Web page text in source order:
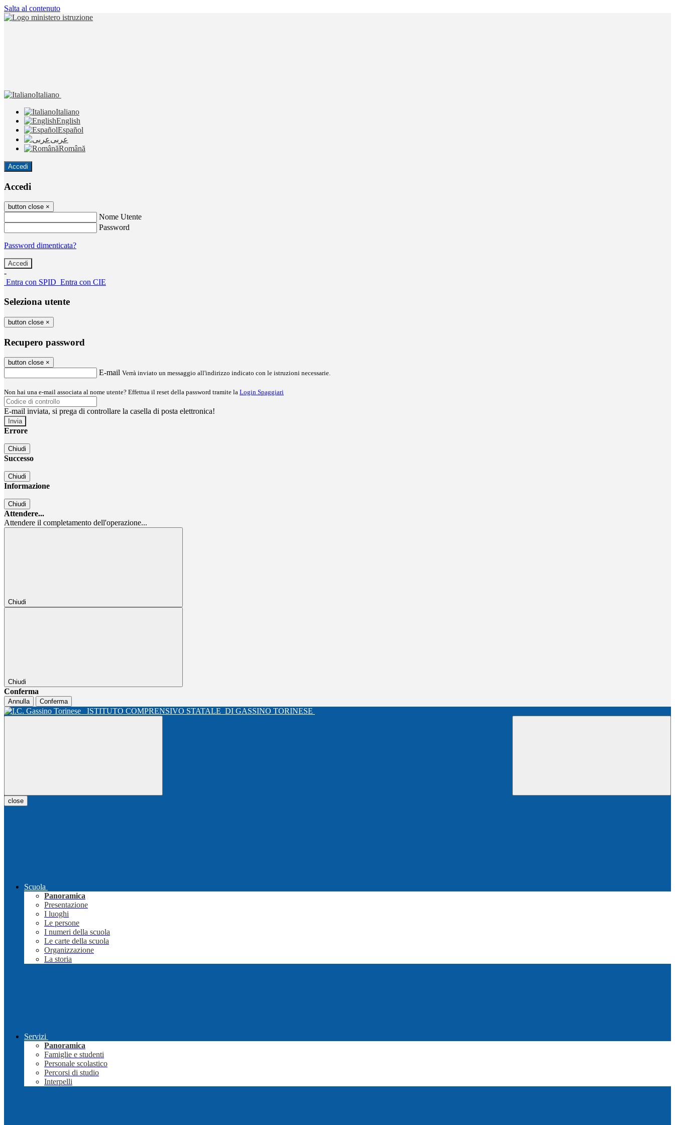
Salta al contenuto
Italiano
Italiano
English
Español
عربى
Română
Accedi
Accedi
button close ×
Nome Utente
Password
Password dimenticata?
-
Entra con SPID Entra con CIE
Seleziona utente
button close ×
Recupero password
button close ×
E-mail Verrà inviato un messaggio all'indirizzo indicato con le istruzioni necessarie.
Non hai una e-mail associata al nome utente? Effettua il reset della password tramite la Login Spaggiari
E-mail inviata, si prega di controllare la casella di posta elettronica!
Errore
Chiudi
Successo
Chiudi
Informazione
Chiudi
Attendere...
Attendere il completamento dell'operazione...
Chiudi
Chiudi
Conferma
Annulla Conferma
ISTITUTO COMPRENSIVO STATALE DI GASSINO TORINESE
close
Scuola
Panoramica
Presentazione
I luoghi
Le persone
I numeri della scuola
Le carte della scuola
Organizzazione
La storia
Servizi
Panoramica
Famiglie e studenti
Personale scolastico
Percorsi di studio
Interpelli